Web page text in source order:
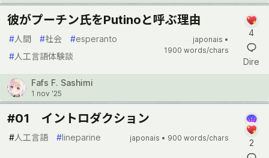
彼がプーチン氏をPutinoと呼ぶ理由
#人間 #社会 #esperanto
#人工言語体験談
japonais •
1900 words/chars
4
Dire
Fafs F. Sashimi
1 nov '25
#01 イントロダクション
#人工言語 #lineparine japonais • 900 words/chars 2